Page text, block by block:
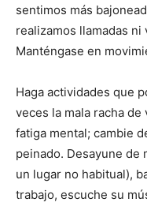
sentimos más
realizamos llamadas
Manténgase en
Haga actividades que
veces la mala racha
fatiga mental; cambie
peinado. Desayune de
un lugar no habitual),
trabajo, escuche su